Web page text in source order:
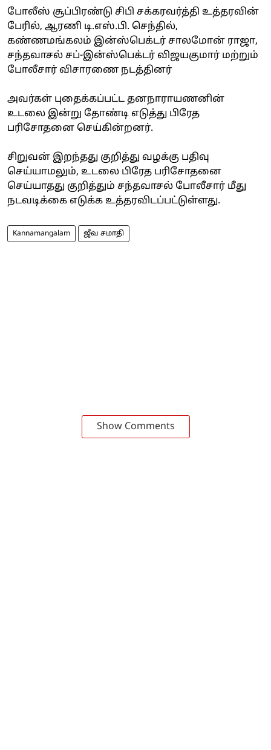
போலீஸ் சூப்பிரண்டு சிபி சக்கரவர்த்தி உத்தரவின்
பேரில், ஆரணி டி.எஸ்.பி. செந்தில்,
கண்ணமங்கலம் இன்ஸ்பெக்டர் சாலமோன் ராஜா,
சந்தவாசல் சப்-இன்ஸ்பெக்டர் விஜயகுமார் மற்றும்
போலீசார் விசாரணை நடத்தினர்
அவர்கள் புதைக்கப்பட்ட தனநாராயணனின்
உடலை இன்று தோண்டி எடுத்து பிரேத
பரிசோதனை செய்கின்றனர்.
சிறுவன் இறந்தது குறித்து வழக்கு பதிவு
செய்யாமலும், உடலை பிரேத பரிசோதனை
செய்யாதது குறித்தும் சந்தவாசல் போலீசார் மீது
நடவடிக்கை எடுக்க உத்தரவிடப்பட்டுள்ளது.
Kannamangalam ஜீவ சமாதி
Show Comments